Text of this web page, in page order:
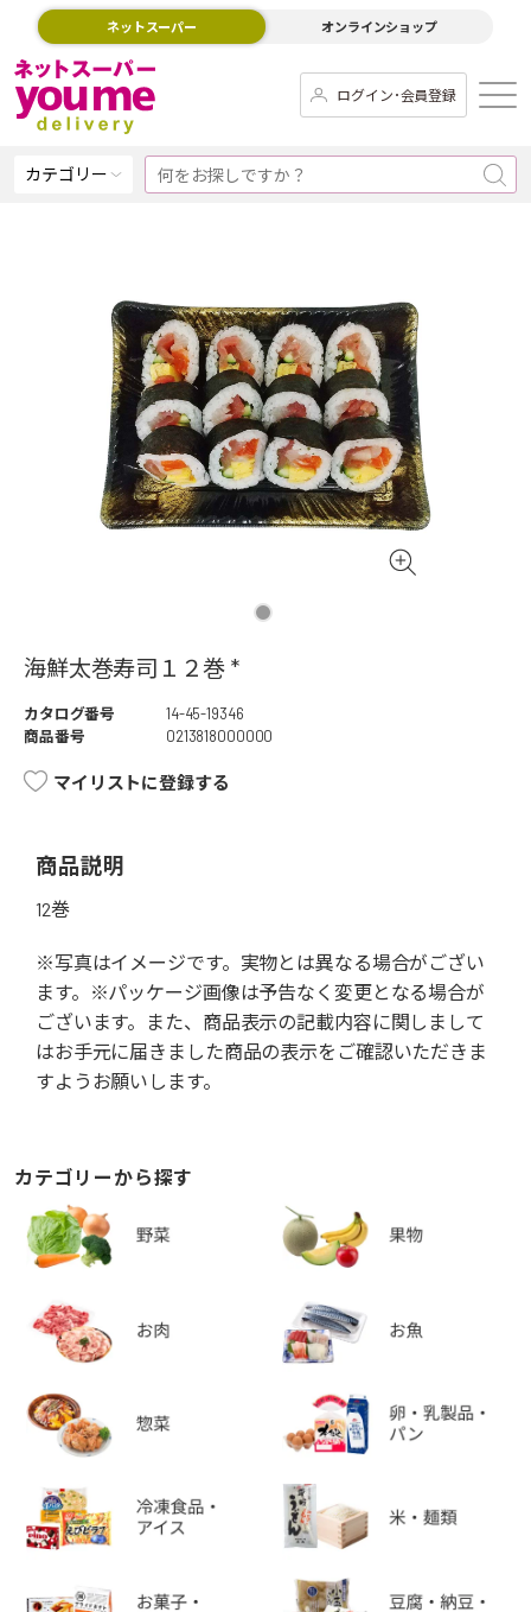
ネットスーパー オンラインショップ
ログイン･会員登録
カテゴリー
海鮮太巻寿司１２巻 *
カタログ番号
14-45-19346
商品番号
0213818000000
マイリストに登録する
商品説明
12巻
※写真はイメージです。実物とは異なる場合がござい
ます。※パッケージ画像は予告なく変更となる場合が
ございます。また、商品表示の記載内容に関しまして
はお手元に届きました商品の表示をご確認いただきま
すようお願いします。
カテゴリーから探す